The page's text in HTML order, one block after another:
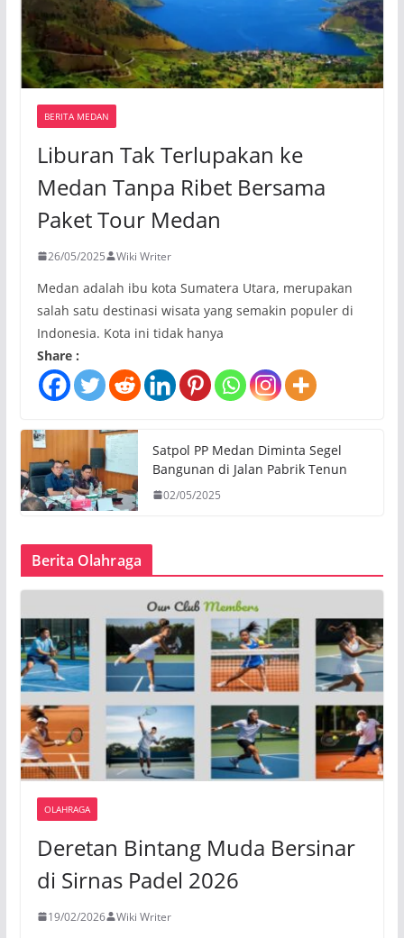
BERITA MEDAN
Liburan Tak Terlupakan ke
Medan Tanpa Ribet Bersama
Paket Tour Medan
26/05/2025 Wiki Writer
Medan adalah ibu kota Sumatera Utara, merupakan
salah satu destinasi wisata yang semakin populer di
Indonesia. Kota ini tidak hanya
Share :
Satpol PP Medan Diminta Segel
Bangunan di Jalan Pabrik Tenun
02/05/2025
Berita Olahraga
OLAHRAGA
Deretan Bintang Muda Bersinar
di Sirnas Padel 2026
19/02/2026 Wiki Writer